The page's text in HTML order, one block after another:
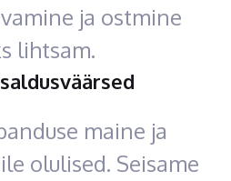
ja ostmine
lihtsam.
maine ja
olulised. Seisame